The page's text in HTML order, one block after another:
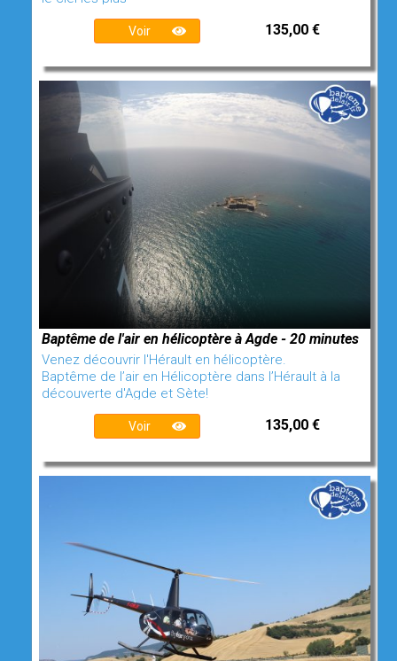
Voir 135,00 €
Baptême de l'air en hélicoptère à Agde - 20 minutes
Venez découvrir l'Hérault en hélicoptère.
Baptême de l’air en Hélicoptère dans l’Hérault à la
découverte d'Agde et Sète!
Voir 135,00 €